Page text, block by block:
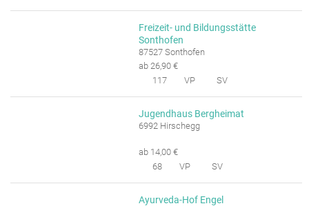
Freizeit- und Bildungsstätte
Sonthofen
87527 Sonthofen
ab 26,90 €
117
VP SV
Jugendhaus Bergheimat
6992 Hirschegg
ab 14,00 €
68
VP SV
Ayurveda-Hof Engel